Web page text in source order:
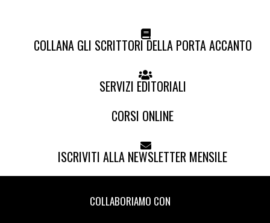
COLLANA GLI SCRITTORI DELLA PORTA ACCANTO
SERVIZI EDITORIALI
CORSI ONLINE
ISCRIVITI ALLA NEWSLETTER MENSILE
COLLABORIAMO CON